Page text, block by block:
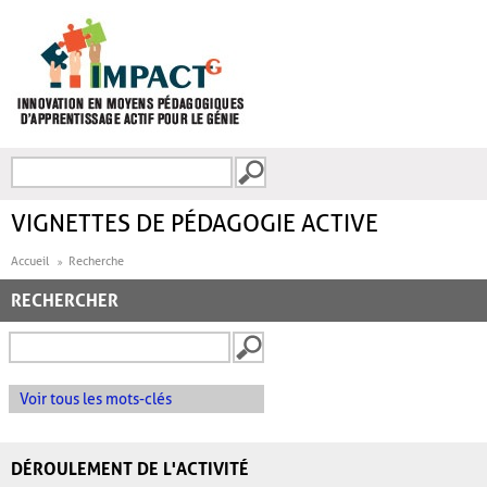
FORMULAIRE DE
VIGNETTES DE PÉDAGOGIE ACTIVE
Accueil Recherche
RECHERCHER
Voir tous les mots-clés
DÉROULEMENT DE L'ACTIVITÉ